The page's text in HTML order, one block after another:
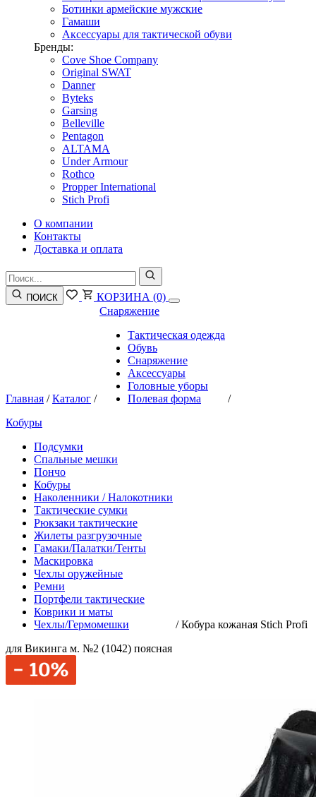
Ботинки армейские мужские
Гамаши
Аксессуары для тактической обуви
Бренды:
Cove Shoe Company
Original SWAT
Danner
Byteks
Garsing
Belleville
Pentagon
ALTAMA
Under Armour
Rothco
Propper International
Stich Profi
О компании
Контакты
Доставка и оплата
ПОИСК КОРЗИНА (0)
Главная /Каталог /
Снаряжение
Тактическая одежда
Обувь
Снаряжение
Аксессуары
Головные уборы
Полевая форма
/
Кобуры
Подсумки
Спальные мешки
Пончо
Кобуры
Наколенники / Налокотники
Тактические сумки
Рюкзаки тактические
Жилеты разгрузочные
Гамаки/Палатки/Тенты
Маскировка
Чехлы оружейные
Ремни
Портфели тактические
Коврики и маты
Чехлы/Гермомешки
/Кобура кожаная Stich Profi
для Викинга м. №2 (1042) поясная